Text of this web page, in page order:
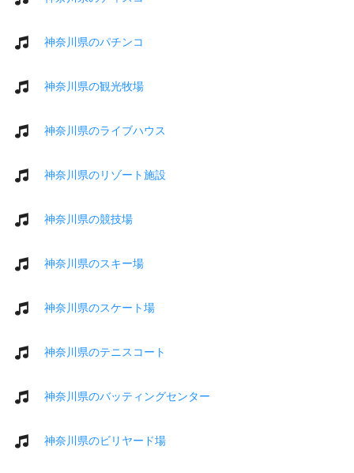
神奈川県のパチンコ
神奈川県の観光牧場
神奈川県のライブハウス
神奈川県のリゾート施設
神奈川県の競技場
神奈川県のスキー場
神奈川県のスケート場
神奈川県のテニスコート
神奈川県のバッティングセンター
神奈川県のビリヤード場